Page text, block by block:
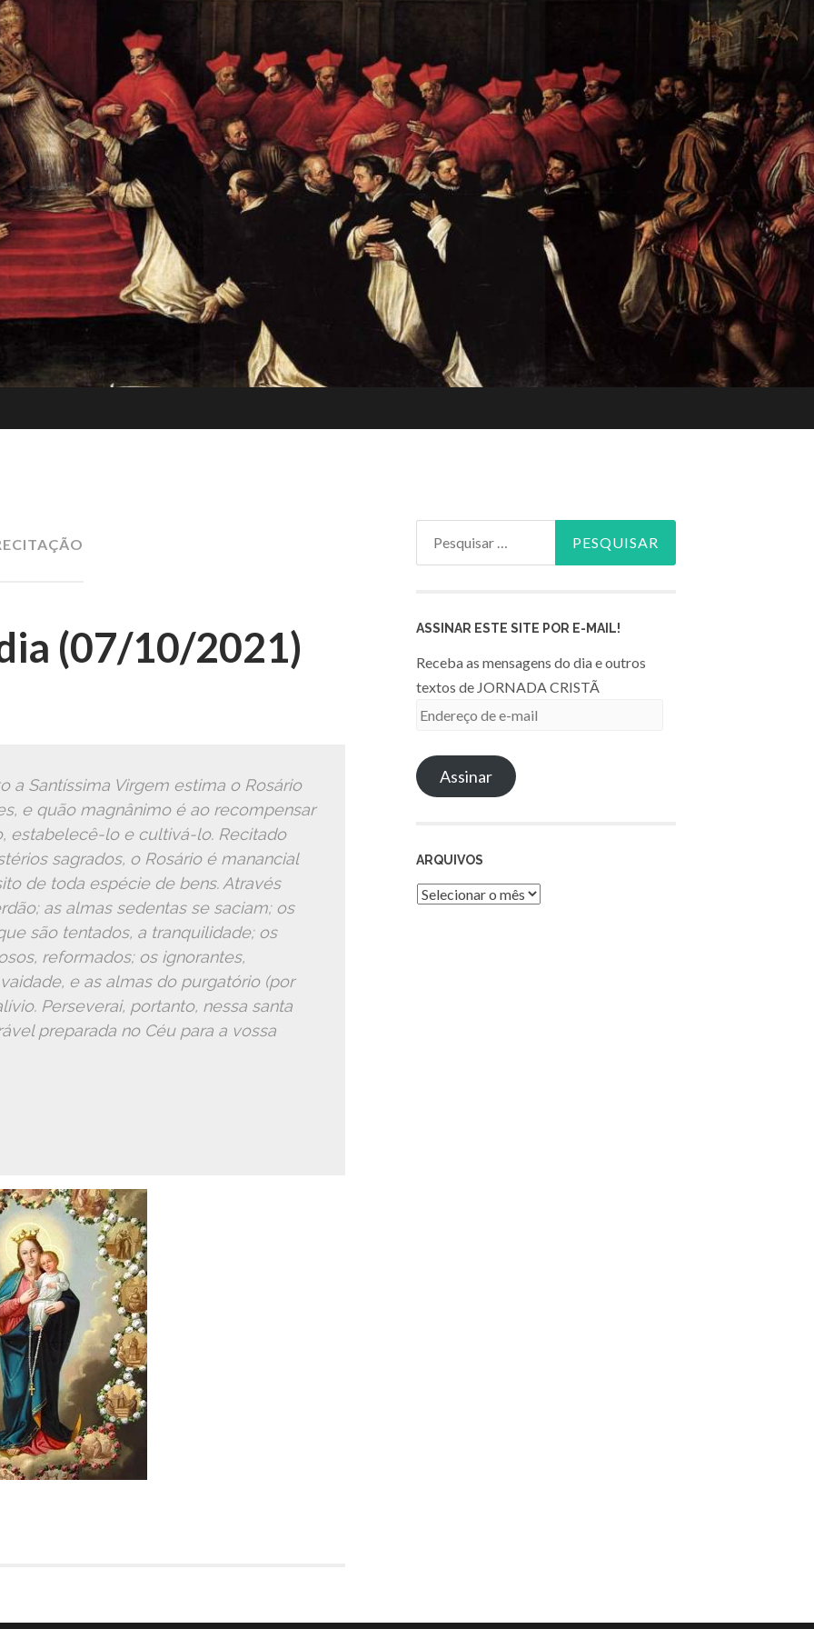
JO
RN
A
CRI
Para a
comunhão
com a
Santa Igreja
Católica
Romana
(07/10/2021)
a Santíssima Virgem estima o Rosário
e quão magnânimo é ao recompensar
estabelecê-lo e cultivá-lo. Recitado
sagrados, o Rosário é manancial
de toda espécie de bens. Através
as almas sedentas se saciam; os
são tentados, a tranquilidade; os
reformados; os ignorantes,
e as almas do purgatório (por
Perseverai, portanto, nessa santa
preparada no Céu para a vossa
ASSINAR ESTE SITE POR E-MAIL!
Receba as mensagens do dia e outros
textos de JORNADA CRISTÃ
Endereço
e-
mailAssinar
ARQUIVOS
Arquivos